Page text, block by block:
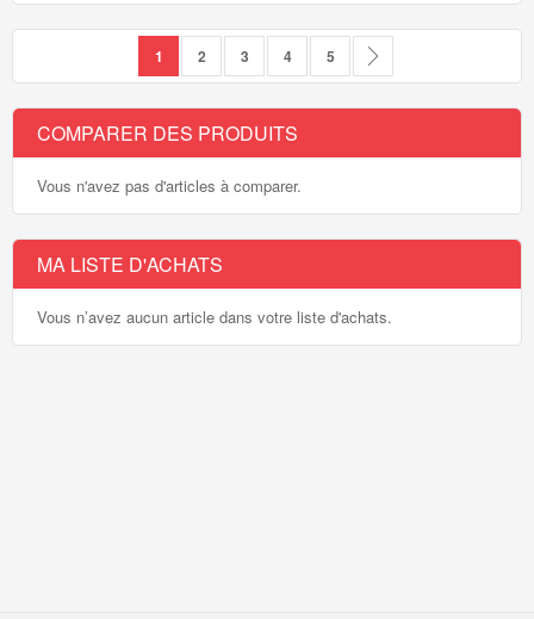
Vous lisez actuellement la page
1 Page
2 Page
3 Page
4 Page
5
COMPARER DES PRODUITS
Vous n'avez pas d'articles à comparer.
MA LISTE D'ACHATS
Vous n’avez aucun article dans votre liste d'achats.